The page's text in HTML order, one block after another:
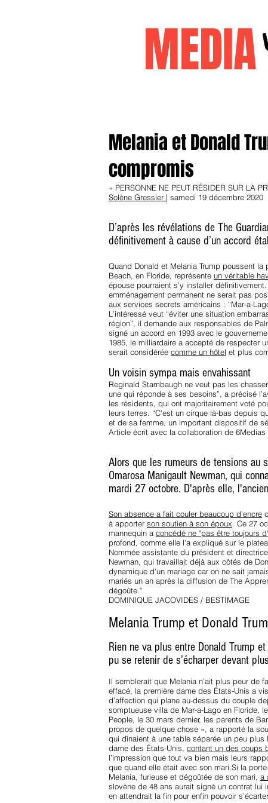
Melania et Donald
compromis
« PERSONNE NE PEUT RÉSIDER SUR LA
Solène Gressier | samedi 19 décembre 2020
D’après les révélations de The
définitivement à cause d’un accord
Quand Donald et Melania Trump poussent
Beach, en Floride, représente un véritable
épouse pourraient s’y installer
emménagement permanent ne serait pas
aux services secrets américains : “Mar-a-
L’intéressé veut “éviter une situation
région”, il demande aux responsables de
signé un accord en 1993 avec le
1985, le milliardaire a accepté de respecter
serait considérée comme un hôtel et plus
Un voisin sympa mais envahissant
Reginald Stambaugh ne veut pas les
une qui réponde à ses besoins”, a précisé
les résidents, qui ont majoritairement voté
leurs terres. “C'est un cirque là-bas depuis
et de sa femme, un important dispositif de
Article écrit avec la collaboration de 6Medias
Alors que les rumeurs de tensions au
Omarosa Manigault Newman, qui
mardi 27 octobre. D'après elle,
Son absence a fait couler beaucoup d'encre
à apporter son soutien à son époux. Ce 27
mannequin a concédé ne "pas être toujours
profond, comme elle l'a expliqué sur le
Nommée assistante du président et
Newman, qui travaillait déjà aux côtés de
dynamique d'un mariage car on ne sait
mariés un an après la diffusion de The
dégoûte."
DOMINIQUE JACOVIDES / BESTIMAGE
Melania Trump et Donald
Rien ne va plus entre Donald Trump
pu se retenir de s’écharper devant
Il semblerait que Melania n’ait plus peur
effacé, la première dame des États-Unis a
d’affection qui plane au-dessus du couple
somptueuse villa de Mar-a-Lago en Floride,
People, le 30 mars dernier, les parents de
propos de quelque chose », a rapporté la
qui dînaient à une table séparée un peu
dame des États-Unis, contant un des coups
l’impression que tout va bien mais leurs
que quand elle était avec son mari.Si la
Melania, furieuse et dégoûtée de son mari, a
slovène de 48 ans aurait signé un contrat
en attendrait la fin pour enfin pouvoir